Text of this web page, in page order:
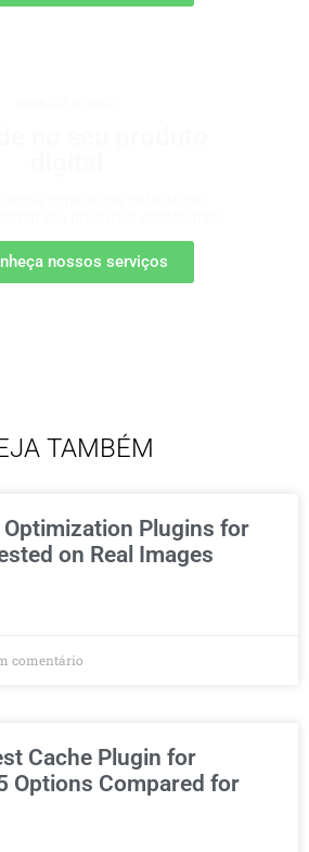
nossos serviços
TAMBÉM
Optimization Plugins for
on Real Images
comentário
Cache Plugin for
Options Compared for